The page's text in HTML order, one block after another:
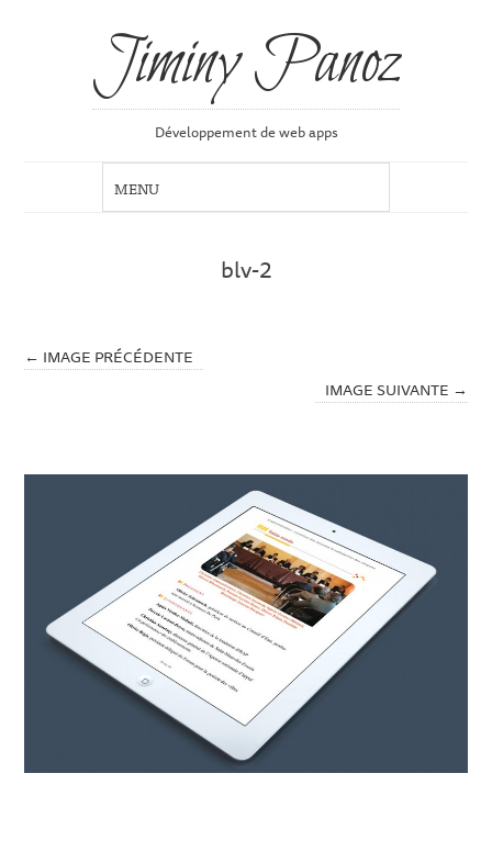
Jiminy Panoz
Développement de web apps
blv-2
← IMAGE PRÉCÉDENTE
IMAGE SUIVANTE →